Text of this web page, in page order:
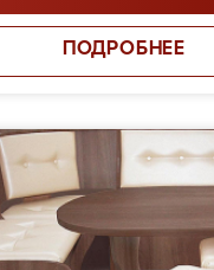
ПОДРОБНЕЕ